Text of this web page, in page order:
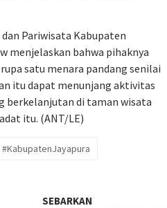
Pariwisata Kabupaten
menjelaskan bahwa pihaknya
satu menara pandang senilai
itu dapat menunjang aktivitas
berkelanjutan di taman wisata
itu. (ANT/LE)
#KabupatenJayapura
SEBARKAN